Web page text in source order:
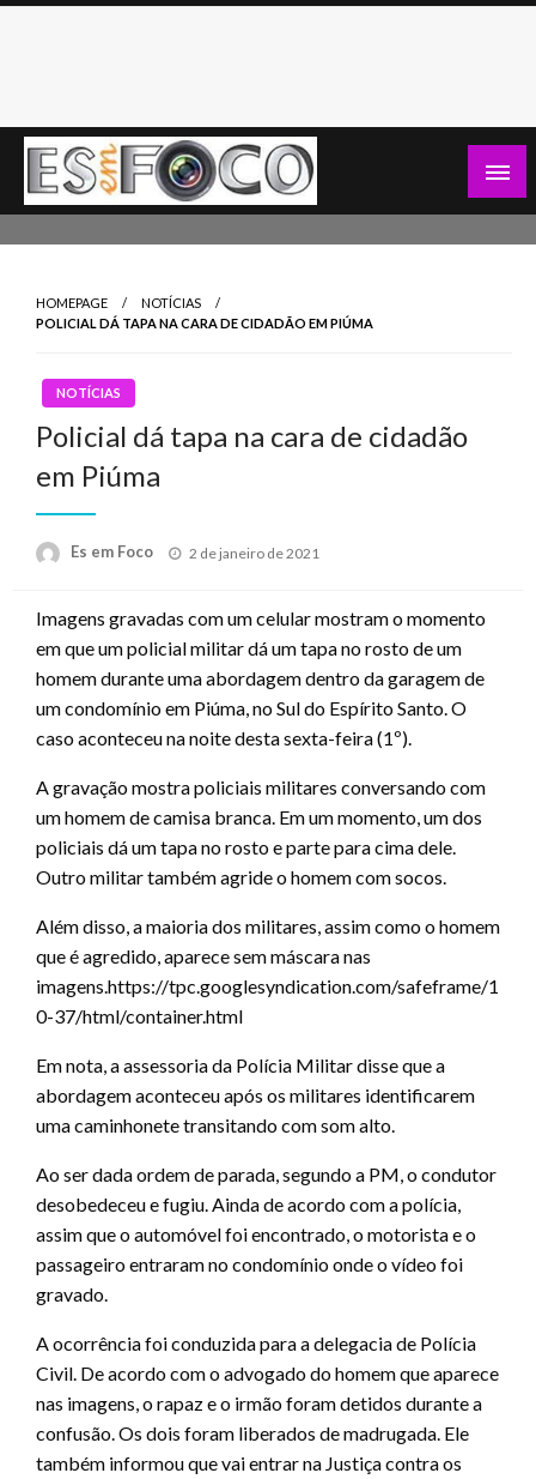
Skip
HOMEPAGE
NOTÍCIAS
POLICIAL DÁ TAPA NA CARA DE CIDADÃO EM PIÚMA
NOTÍCIAS
Policial dá tapa na cara de cidadão
em Piúma
Es em Foco
Posted
2 de janeiro de 2021
Imagens gravadas com um celular mostram o momento
em que um policial militar dá um tapa no rosto de um
homem durante uma abordagem dentro da garagem de
um condomínio em Piúma, no Sul do Espírito Santo. O
caso aconteceu na noite desta sexta-feira (1º).
A gravação mostra policiais militares conversando com
um homem de camisa branca. Em um momento, um dos
policiais dá um tapa no rosto e parte para cima dele.
Outro militar também agride o homem com socos.
Além disso, a maioria dos militares, assim como o homem
que é agredido, aparece sem máscara nas
imagens.https://tpc.googlesyndication.com/safeframe/1-
0-37/html/container.html
Em nota, a assessoria da Polícia Militar disse que a
abordagem aconteceu após os militares identificarem
uma caminhonete transitando com som alto.
Ao ser dada ordem de parada, segundo a PM, o condutor
desobedeceu e fugiu. Ainda de acordo com a polícia,
assim que o automóvel foi encontrado, o motorista e o
passageiro entraram no condomínio onde o vídeo foi
gravado.
A ocorrência foi conduzida para a delegacia de Polícia
Civil. De acordo com o advogado do homem que aparece
nas imagens, o rapaz e o irmão foram detidos durante a
confusão. Os dois foram liberados de madrugada. Ele
também informou que vai entrar na Justiça contra os